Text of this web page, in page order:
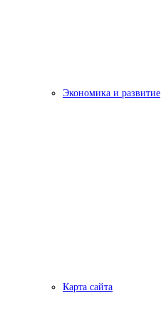
Экономика и развитие
Карта сайта